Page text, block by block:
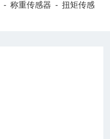
-称重传感器 -扭矩传感